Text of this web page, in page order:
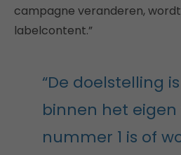
campagne veranderen,
labelcontent.”
“De doelstelling
binnen het
nummer 1 is of